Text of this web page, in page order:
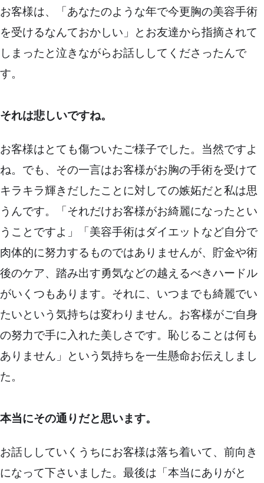
お客様は、「あなたのような年で今更胸の美容手術
を受けるなんておかしい」とお友達から指摘されて
しまったと泣きながらお話ししてくださったんで
す。
それは悲しいですね。
お客様はとても傷ついたご様子でした。当然ですよ
ね。でも、その一言はお客様がお胸の手術を受けて
キラキラ輝きだしたことに対しての嫉妬だと私は思
うんです。「それだけお客様がお綺麗になったとい
うことですよ」「美容手術はダイエットなど自分で
肉体的に努力するものではありませんが、貯金や術
後のケア、踏み出す勇気などの越えるべきハードル
がいくつもあります。それに、いつまでも綺麗でい
たいという気持ちは変わりません。お客様がご自身
の努力で手に入れた美しさです。恥じることは何も
ありません」という気持ちを一生懸命お伝えしまし
た。
本当にその通りだと思います。
お話ししていくうちにお客様は落ち着いて、前向き
になって下さいました。最後は「本当にありがと